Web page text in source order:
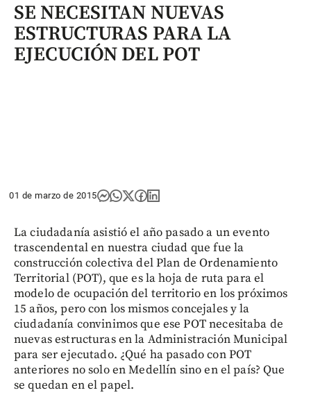
SE NECESITAN NUEVAS
ESTRUCTURAS PARA LA
EJECUCIÓN DEL POT
01 de marzo de 2015
La ciudadanía asistió el año pasado a un evento
trascendental en nuestra ciudad que fue la
construcción colectiva del Plan de Ordenamiento
Territorial (POT), que es la hoja de ruta para el
modelo de ocupación del territorio en los próximos
15 años, pero con los mismos concejales y la
ciudadanía convinimos que ese POT necesitaba de
nuevas estructuras en la Administración Municipal
para ser ejecutado. ¿Qué ha pasado con POT
anteriores no solo en Medellín sino en el país? Que
se quedan en el papel.